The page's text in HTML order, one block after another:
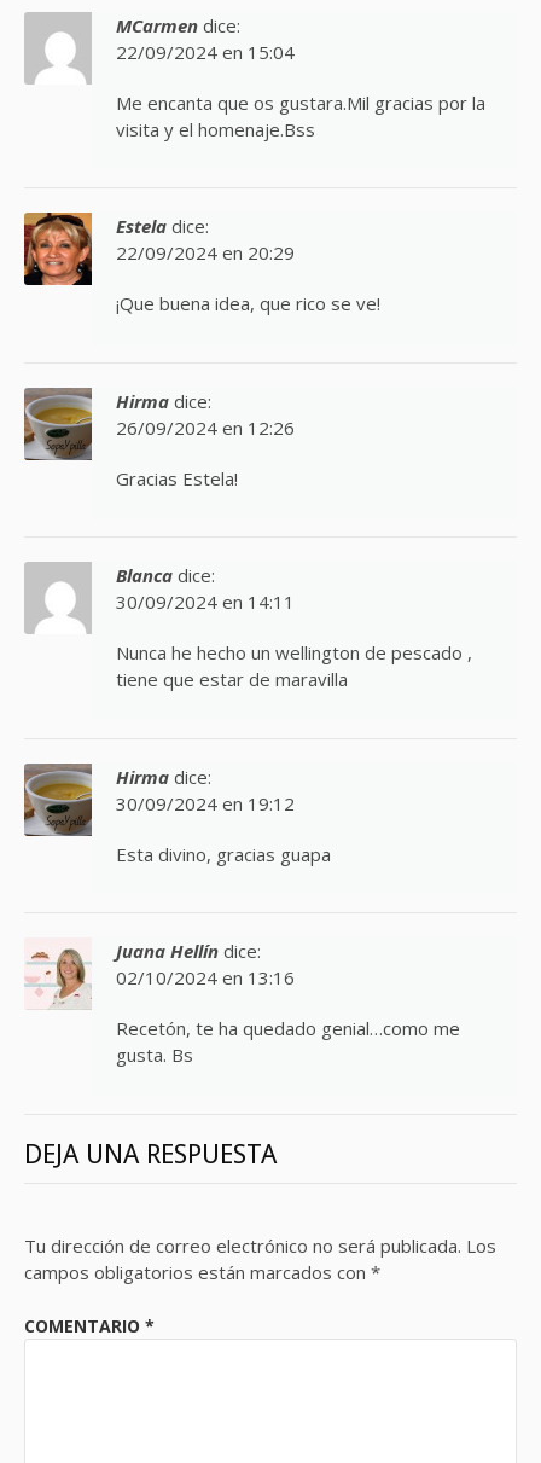
MCarmen dice:
22/09/2024 en 15:04
Me encanta que os gustara.Mil gracias por la
visita y el homenaje.Bss
Estela dice:
22/09/2024 en 20:29
¡Que buena idea, que rico se ve!
Hirma dice:
26/09/2024 en 12:26
Gracias Estela!
Blanca dice:
30/09/2024 en 14:11
Nunca he hecho un wellington de pescado ,
tiene que estar de maravilla
Hirma dice:
30/09/2024 en 19:12
Esta divino, gracias guapa
Juana Hellín dice:
02/10/2024 en 13:16
Recetón, te ha quedado genial…como me
gusta. Bs
DEJA UNA RESPUESTA
Tu dirección de correo electrónico no será publicada. Los
campos obligatorios están marcados con *
COMENTARIO *